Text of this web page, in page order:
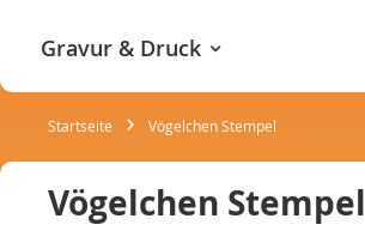
Gravur & Druck
Startseite Vögelchen Stempel
Vögelchen Stempel